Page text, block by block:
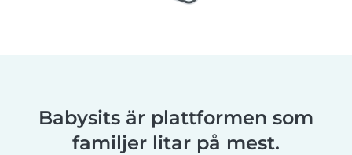
Babysits är plattformen som
familjer litar på mest.